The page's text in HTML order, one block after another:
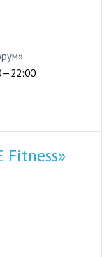
Fitness»